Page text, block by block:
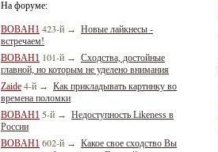
На форуме:
BOBAH1 423-й → Новые лайкнесы -
встречаем!
BOBAH1 101-й → Сходства, достойные
главной, но которым не уделено внимания
Zaide 4-й → Как прикладывать картинку во
времена поломки
BOBAH1 5-й → Недоступность Likeness в
России
BOBAH1 602-й → Какое свое сходство Вы